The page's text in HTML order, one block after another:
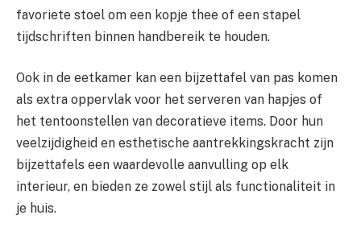
favoriete stoel om een kopje thee of een stapel
tijdschriften binnen handbereik te houden.
Ook in de eetkamer kan een bijzettafel van pas komen
als extra oppervlak voor het serveren van hapjes of
het tentoonstellen van decoratieve items. Door hun
veelzijdigheid en esthetische aantrekkingskracht zijn
bijzettafels een waardevolle aanvulling op elk
interieur, en bieden ze zowel stijl als functionaliteit in
je huis.